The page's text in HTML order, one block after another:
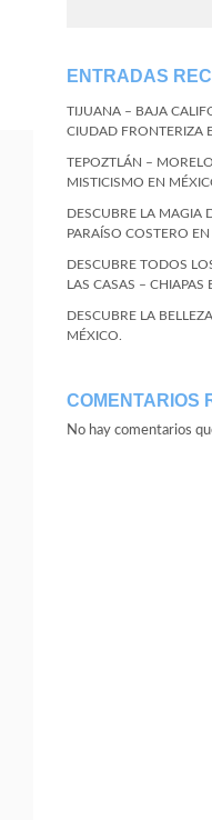
ENTRADAS
TIJUANA – BAJA
CIUDAD FRONTERIZA
TEPOZTLÁN –
MISTICISMO EN
DESCUBRE LA MAGIA
PARAÍSO COSTERO
DESCUBRE TODOS
LAS CASAS – CHIAPAS
DESCUBRE LA
MÉXICO.
COMENTARIOS
No hay comentarios